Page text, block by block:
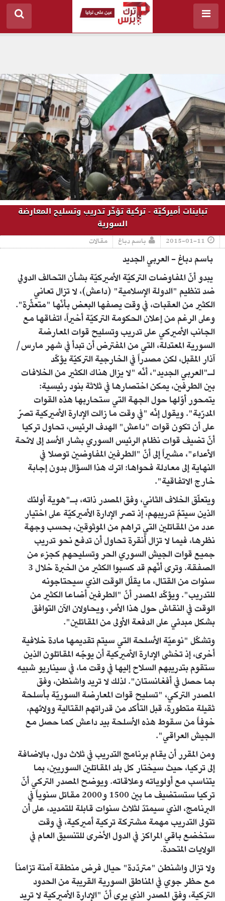
تباينات أميركيّة - تركية تؤخّر تدريب وتسليح المعارضة
السورية
2015-01-11 باسم دباغ مقالات
باسم دباغ - العربي الجديد
يبدو أنّ المفاوضات التركيّة الأميركيّة بشأن التحالف الدولي
ضد تنظيم "الدولة الإسلامية" (داعش)، لا تزال تعاني
الكثير من العقبات، في وقت يصفها البعض بأنّها "متعثّرة".
وعلى الرغم من إعلان الحكومة التركيّة أخيراً، اتفاقها مع
الجانب الأميركي على تدريب وتسليح قوات المعارضة
السورية المعتدلة، التي من المفترض أن تبدأ في شهر مارس/
آذار المقبل، لكن مصدراً في الخارجية التركيّة يؤكّد
لـ"العربي الجديد"، أنّه "لا يزال هناك الكثير من الخلافات
بين الطرفين، يمكن اختصارها في ثلاثة بنود رئيسية:
يتمحور أوّلها حول الجهة التي ستحاربها هذه القوات
المدرّبة". ويقول إنّه "في وقت ما زالت الإدارة الأميركية تصرّ
على أن تكون قوات "داعش" الهدف الرئيس، تحاول تركيا
أنّ تضيف قوات نظام الرئيس السوري بشار الأسد إلى لائحة
الأعداء"، مشيراً إلى أنّ "الطرفين المفاوضين توصلا في
النهاية إلى معادلة فحواها: اترك هذا السؤال بدون إجابة
خارج الاتفاقية".
ويتعلّق الخلاف الثاني، وفق المصدر ذاته، بـ"هوية أولئك
الذين سيتمّ تدريبهم، إذ تصر الإدارة الأميركيّة على اختيار
عدد من المقاتلين التي تراهم من الموثوقين، بحسب وجهة
نظرها، فيما لا تزال أنقرة تحاول أن تدفع نحو تدريب
جميع قوات الجيش السوري الحر وتسليحهم كجزء من
الصفقة. وترى أنّهم قد كسبوا الكثير من الخبرة خلال 3
سنوات من القتال، ما يقلّل الوقت الذي سيحتاجونه
للتدريب". ويؤكّد المصدر أنّ "الطرفين أضاعا الكثير من
الوقت في النقاش حول هذا الأمر، ويحاولان الآن التوافق
بشكل مبدئي على الدفعة الأولى من المقاتلين".
وتشكّل "نوعيّة الأسلحة التي سيتم تقديمها مادة خلافية
أخرى، إذ تخشى الإدارة الأميركية أن يوجّه المقاتلون الذين
ستقوم بتدريبهم السلاح إليها في وقت ما، في سيناريو شبيه
بما حصل في أفغانستان". لذلك لا تريد واشنطن، وفق
المصدر التركي، "تسليح قوات المعارضة السوريّة بأسلحة
ثقيلة متطورة، قبل التأكد من قدراتهم القتالية وولائهم،
خوفاً من سقوط هذه الأسلحة بيد داعش كما حصل مع
الجيش العراقي".
ومن المقرر أن يقام برنامج التدريب في ثلاث دول، بالاضافة
إلى تركيا، حيث سيختار كل بلد المقاتلين السوريين، بما
يتناسب مع أولوياته وعلاقاته. ويوضح المصدر التركي أنّ
تركيا ستستضيف ما بين 1500 و2000 مقاتل سنوياً في
البرنامج، الذي سيمتدّ لثلاث سنوات قابلة للتمديد، على أن
تتولى التدريب مهمة مشتركة تركية أميركية، في وقت
ستخضع باقي المراكز في الدول الأخرى للتنسيق العام في
الولايات المتحدة.
ولا تزال واشنطن "متردّدة" حيال فرض منطقة آمنة تزامناً
مع حظر جوي في المناطق السورية القريبة من الحدود
التركية، وفق المصدر الذي يرى أنّ "الإدارة الأميركية لا تريد